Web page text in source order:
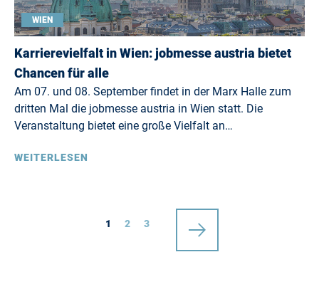
WIEN
Karrierevielfalt in Wien: jobmesse austria bietet
Chancen für alle
Am 07. und 08. September findet in der Marx Halle zum
dritten Mal die jobmesse austria in Wien statt. Die
Veranstaltung bietet eine große Vielfalt an…
WEITERLESEN
1 2 3